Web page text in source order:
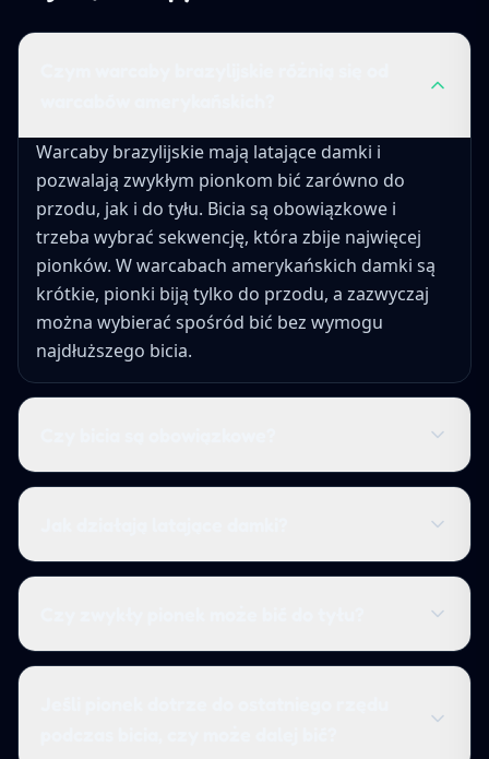
Warcaby brazylijskie mają latające damki i
pozwalają zwykłym pionkom bić zarówno do
przodu, jak i do tyłu. Bicia są obowiązkowe i
trzeba wybrać sekwencję, która zbije najwięcej
pionków. W warcabach amerykańskich damki są
krótkie, pionki biją tylko do przodu, a zazwyczaj
można wybierać spośród bić bez wymogu
najdłuższego bicia.